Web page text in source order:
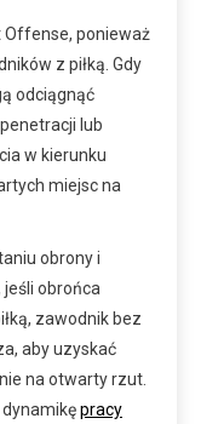
Offense, ponieważ
z piłką. Gdy
odciągnąć
lub
w kierunku
miejsc na
obrony i
jeśli obrońca
zawodnik bez
aby uzyskać
na otwarty rzut.
dynamikępracy